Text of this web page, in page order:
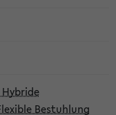
Bestuhlung